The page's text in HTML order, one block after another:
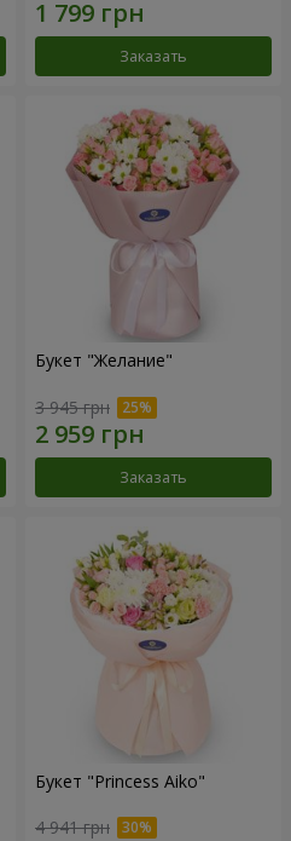
Заказать
Букет "Желание"
3 945 грн
Заказать
Букет "Princess Aiko"
4 941 грн